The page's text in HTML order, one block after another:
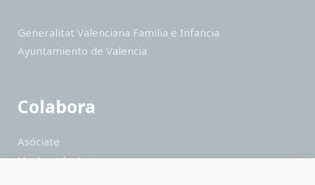
Generalitat Valenciana Familia e Infancia
Ayuntamiento de Valencia
Colabora
Asóciate
Hazte voluntario